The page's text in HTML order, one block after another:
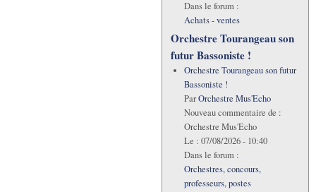
Dans le forum :
Achats - ventes
Orchestre Tourangeau son
futur Bassoniste !
Orchestre Tourangeau son futur
Bassoniste !
ParOrchestre Mus'Echo
Nouveau commentaire de :
Orchestre Mus'Echo
Le : 07/08/2026 - 10:40
Dans le forum :
Orchestres, concours,
professeurs, postes